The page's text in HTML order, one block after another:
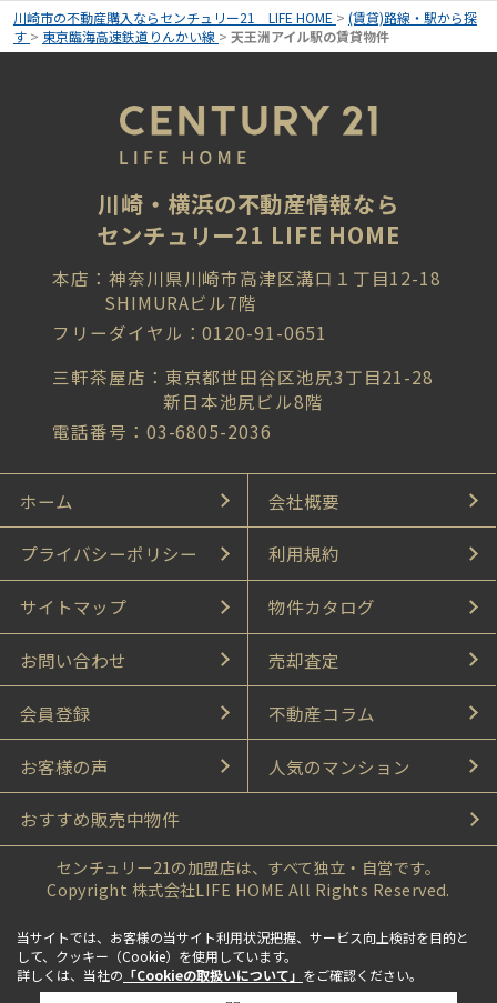
川崎市の不動産購入ならセンチュリー21 LIFE HOME > (賃貸)路線・駅から探
す > 東京臨海高速鉄道りんかい線 > 天王洲アイル駅の賃貸物件
川崎・横浜の不動産情報なら
センチュリー21 LIFE HOME
本店：神奈川県川崎市高津区溝口１丁目12-18
SHIMURAビル7階
フリーダイヤル：0120-91-0651
三軒茶屋店：東京都世田谷区池尻3丁目21-28
新日本池尻ビル8階
電話番号：03-6805-2036
ホーム 会社概要
プライバシーポリシー 利用規約
サイトマップ 物件カタログ
お問い合わせ 売却査定
会員登録 不動産コラム
お客様の声 人気のマンション
おすすめ販売中物件
センチュリー21の加盟店は、すべて独立・自営です。
Copyright 株式会社LIFE HOME All Rights Reserved.
当サイトでは、お客様の当サイト利用状況把握、サービス向上検討を目的と
して、クッキー（Cookie）を使用しています。
詳しくは、当社の 「Cookieの取扱いについて」 をご確認ください。